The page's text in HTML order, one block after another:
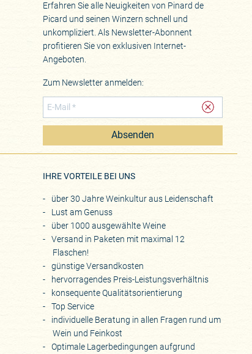
Erfahren Sie alle Neuigkeiten von Pinard de
Picard und seinen Winzern schnell und
unkompliziert. Als Newsletter-Abonnent
profitieren Sie von exklusiven Internet-
Angeboten.
Zum Newsletter anmelden:
Absenden
IHRE VORTEILE BEI UNS
über 30 Jahre Weinkultur aus Leidenschaft
Lust am Genuss
über 1000 ausgewählte Weine
Versand in Paketen mit maximal 12
Flaschen!
günstige Versandkosten
hervorragendes Preis-Leistungsverhältnis
konsequente Qualitätsorientierung
Top Service
individuelle Beratung in allen Fragen rund um
Wein und Feinkost
Optimale Lagerbedingungen aufgrund